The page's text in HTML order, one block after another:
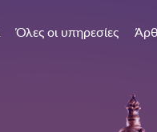
Όλες οι υπηρεσίες